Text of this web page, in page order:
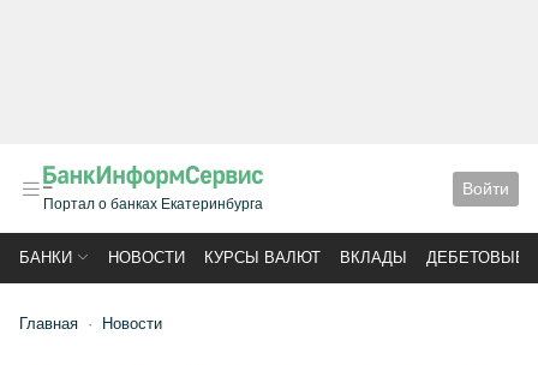
Портал о банках Екатеринбурга
Войти
БАНКИ НОВОСТИ КУРСЫ ВАЛЮТ ВКЛАДЫ ДЕБЕТОВЫЕ
Главная Новости